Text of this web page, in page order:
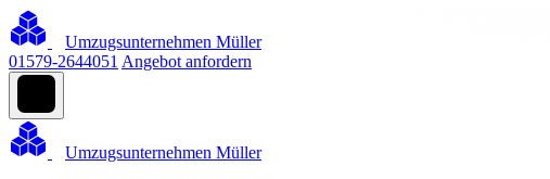
Umzugsunternehmen Müller
01579-2644051 Angebot anfordern
Umzugsunternehmen Müller